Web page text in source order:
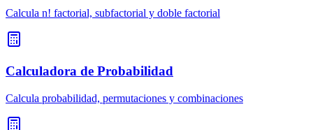
Calcula n! factorial, subfactorial y doble factorial
Calculadora de Probabilidad
Calcula probabilidad, permutaciones y combinaciones